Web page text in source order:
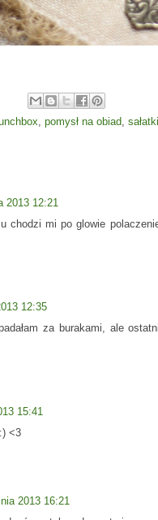
, pomysł na obiad, sałatki
2013 12:21
chodzi mi po glowie
12:35
za burakami, ale
15:41
<3
2013 16:21